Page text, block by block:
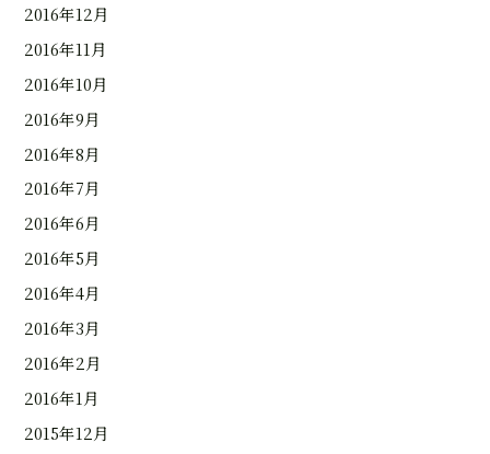
2016年12月
2016年11月
2016年10月
2016年9月
2016年8月
2016年7月
2016年6月
2016年5月
2016年4月
2016年3月
2016年2月
2016年1月
2015年12月